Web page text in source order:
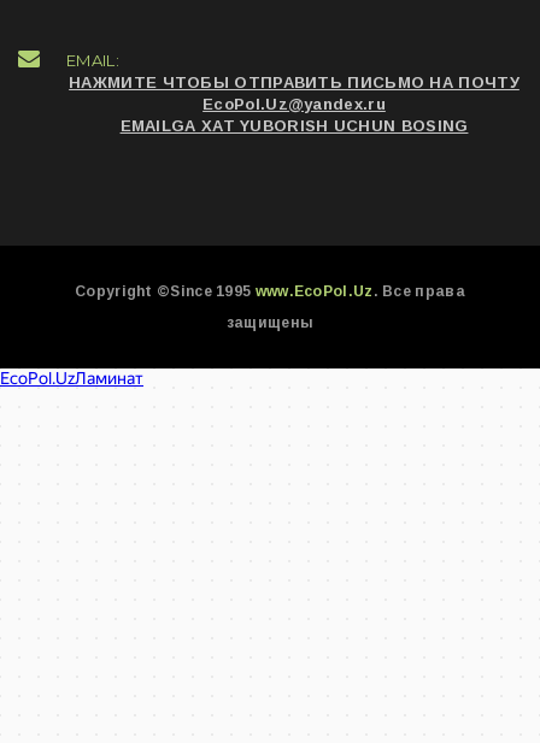
EMAIL:
НАЖМИТЕ ЧТОБЫ ОТПРАВИТЬ ПИСЬМО НА ПОЧТУ
EcoPol.Uz@yandex.ru
EMAILGA XAT YUBORISH UCHUN BOSING
Copyright ©Since 1995 www.EcoPol.Uz . Все права
защищены